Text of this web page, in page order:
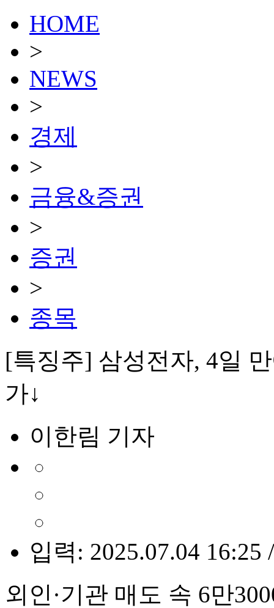
HOME
>
NEWS
>
경제
>
금융&증권
>
증권
>
종목
[특징주] 삼성전자, 4일
가↓
이한림 기자
입력: 2025.07.04 16:25
외인·기관 매도 속 6만